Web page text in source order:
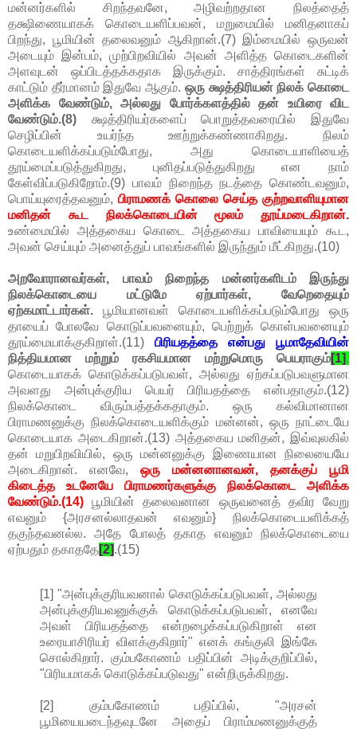
மன்னர்களில் சிறந்தவனே, அழிவற்றதான நிலத்தைத்
தக்ஷிணையாகக் கொடையளிப்பவன், மறுமையில் மனிதனாகப்
பிறந்து, பூமியின் தலைவனும் ஆகிறான்.(7) இம்மையில் ஒருவன்
அடையும் இன்பம், முற்பிறவியில் அவன் அளித்த கொடைகளின்
அளவுடன் ஒப்பிடத்தக்கதாக இருக்கும். சாத்திரங்கள் சுட்டிக்
காட்டும் தீர்மானம் இதுவே ஆகும். ஒரு க்ஷத்திரியன் நிலக் கொடை
அளிக்க வேண்டும், அல்லது போர்க்களத்தில் தன் உயிரை விட
வேண்டும்.(8) க்ஷத்திரியர்களைப் பொறுத்தவரையில் இதுவே
செழிப்பின் உயர்ந்த ஊற்றுக்கண்ணாகிறது. நிலம்
கொடையளிக்கப்படும்போது, அது கொடையாளியைத்
தூய்மைப்படுத்துகிறது, புனிதப்படுத்துகிறது என நாம்
கேள்விப்படுகிறோம்.(9) பாவம் நிறைந்த நடத்தை கொண்டவனும்,
பொய்யுரைத்தவனும், பிராமணக் கொலை செய்த குற்றவாளியுமான
மனிதன் கூட நிலக்கொடையின் மூலம் தூய்மடைகிறான்.
உண்மையில் அத்தகைய கொடை அத்தகைய பாவியையும் கூட,
அவன் செய்யும் அனைத்துப் பாவங்களில் இருந்தும் மீட்கிறது.(10)
அறவோரானவர்கள், பாவம் நிறைந்த மன்னர்களிடம் இருந்து
நிலக்கொடையை மட்டுமே ஏற்பார்கள், வேறெதையும்
ஏற்கமாட்டார்கள். பூமியானவள் கொடையளிக்கப்படும்போது ஒரு
தாயைப் போலவே கொடுப்பவனையும், பெற்றுக் கொள்பவனையும்
தூய்மையாக்குகிறாள்.(11) பிரியதத்தை என்பது பூமாதேவியின்
நித்தியமான மற்றும் ரகசியமான மற்றுமொரு பெயராகும்[1].
கொடையாகக் கொடுக்கப்படுபவள், அல்லது ஏற்கப்படுபவளுமான
அவளது அன்புக்குரிய பெயர் பிரியதத்தை என்பதாகும்.(12)
நிலக்கொடை விரும்பத்தக்கதாகும். ஒரு கல்விமானான
பிராமணனுக்கு நிலக்கொடையளிக்கும் மன்னன், ஒரு நாட்டையே
கொடையாக அடைகிறான்.(13) அத்தகைய மனிதன், இவ்வுலகில்
தன் மறுபிறவியில், ஒரு மன்னனுக்கு இணையான நிலையையே
அடைகிறான். எனவே, ஒரு மன்னனானவன், தனக்குப் பூமி
கிடைத்த உடனேயே பிராமணர்களுக்கு நிலக்கொடை அளிக்க
வேண்டும்.(14) பூமியின் தலைவனான ஒருவனைத் தவிர வேறு
எவனும் {அரசனல்லாதவன் எவனும்} நிலக்கொடையளிக்கத்
தகுந்தவனல்ல. அதே போலத் தகாத எவனும் நிலக்கொடையை
ஏற்பதும் தகாததே[2].(15)
[1] "அன்புக்குரியவனால் கொடுக்கப்படுபவள், அல்லது
அன்புக்குரியவனுக்குக் கொடுக்கப்படுபவள், எனவே
அவள் பிரியதத்தை என்றழைக்கப்படுகிறாள் என
உரையாசிரியர் விளக்குகிறார்" எனக் கங்குலி இங்கே
சொல்கிறார். கும்பகோணம் பதிப்பின் அடிக்குறிப்பில்,
"பிரியமாகக் கொடுக்கப்படுவது" என்றிருக்கிறது.
[2] கும்பகோணம் பதிப்பில், "அரசன்
பூமியையடைந்தவுடனே அதைப் பிராம்மணனுக்குத்